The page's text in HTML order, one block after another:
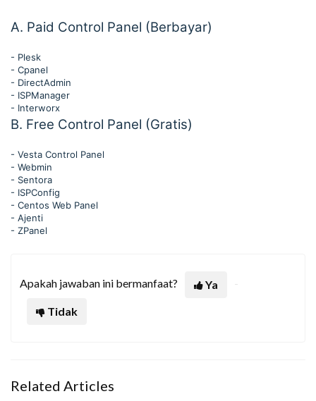
A. Paid Control Panel (Berbayar)
- Plesk
- Cpanel
- DirectAdmin
- ISPManager
- Interworx
B. Free Control Panel (Gratis)
- Vesta Control Panel
- Webmin
- Sentora
- ISPConfig
- Centos Web Panel
- Ajenti
- ZPanel
Apakah jawaban ini bermanfaat?
Ya
Tidak
Related Articles